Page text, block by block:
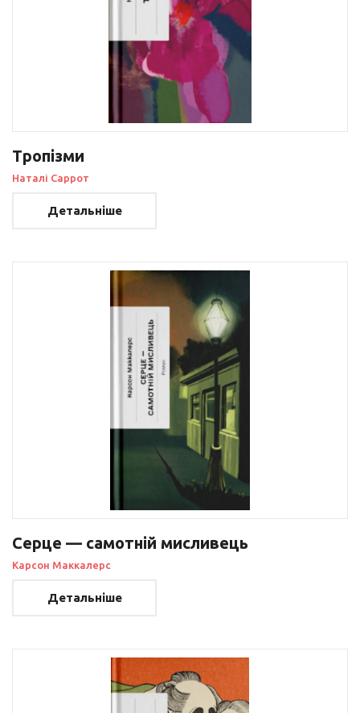
Тропізми
Наталі Саррот
Детальніше
Серце — самотній мисливець
Карсон Маккалерс
Детальніше